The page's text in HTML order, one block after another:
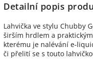
Detailní popis
Lahvička ve stylu Chubby
širším hrdlem a
kterému je nalévání e-
či přelití se s touto